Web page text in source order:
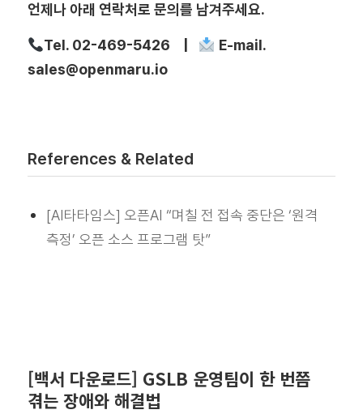
언제나 아래 연락처로 문의를 남겨주세요.
Tel. 02-469-5426 |
E-mail.
sales@openmaru.io
References & Related
[AI타타임스] 오픈AI “며칠 전 접속 중단은 ‘원격
측정’ 오픈 소스 프로그램 탓”
[백서 다운로드] GSLB 운영팀이 한 번쯤
겪는 장애와 해결법